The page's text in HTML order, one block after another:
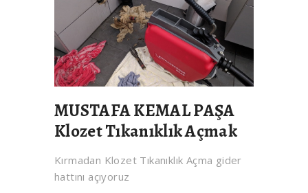
MUSTAFA KEMAL PAŞA
Klozet Tıkanıklık Açmak
Kırmadan Klozet Tıkanıklık Açma gider
hattını açıyoruz